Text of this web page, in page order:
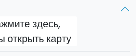
здесь,
открыть карту